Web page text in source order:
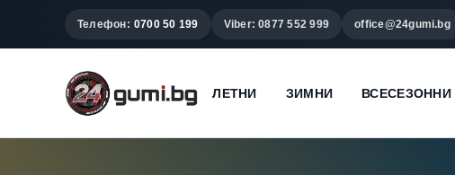
Телефон: 0700 50 199 Viber: 0877 552 999 office@24gumi.bg
ЛЕТНИ ЗИМНИ ВСЕСЕЗОННИ